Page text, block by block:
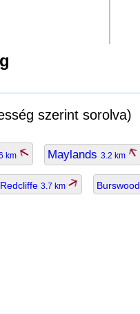
szerint sorolva)
km Maylands 3.2 km
Redcliffe 3.7 km Burswood